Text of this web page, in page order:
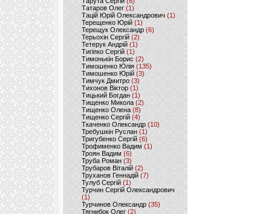
Татаров Олег(1)
Тацій Юрій Олександрович(1)
Терещенко Юрій(1)
Терещук Олександр(6)
Терьохін Сергій (2)
Тетерук Андрій (1)
Тигіпко Сергій(1)
Тимонькін Борис (2)
Тимошенко Юлія (135)
Тимошенко Юрій(3)
Тимчук Дмитро (3)
Тихонов Віктор (1)
Тицький Богдан (1)
Тищенко Микола (2)
Тищенко Олена (8)
Тищенко Сергій (4)
Ткаченко Олександр (10)
Требушкін Руслан (1)
Тригубенко Сергій(6)
Трофименко Вадим (1)
Троян Вадим (6)
Труба Роман(3)
Трубаров Віталій (2)
Труханов Геннадій (7)
Тулуб Сергій(1)
Турчин Сергій Олександрович
(1)
Турчинов Олександр(35)
Тягнибок Олег (2)